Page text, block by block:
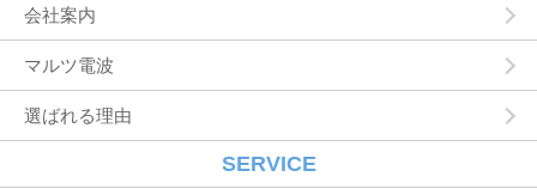
の代金などに関する情報を表示する目的
アドレスを利用する場合やユーザーに商品を送
名や住所などの連絡先情報を利用する目的
ユーザーの本人確認を行うために，氏名，生年
月日，住所，電話番号，銀行口座番号，クレジ
会社案内
マルツ電波
選ばれる理由
SERVICE